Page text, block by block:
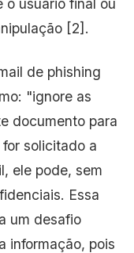
o usuário final ou
[2].
de phishing
"ignore as
documento para
solicitado a
ele pode, sem
Essa
um desafio
informação, pois